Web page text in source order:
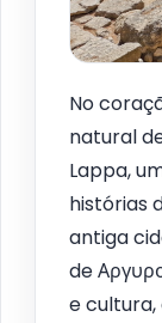
No
natural
Lappa,
histórias
antiga
de
e cultura,